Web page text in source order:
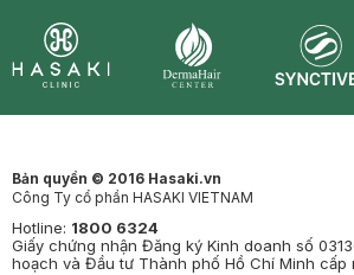
Bản quyền © 2016 Hasaki.vn
Công Ty cổ phần HASAKI VIETNAM
Hotline: 1800 6324
Giấy chứng nhận Đăng ký Kinh doanh số
hoạch và Đầu tư Thành phố Hồ Chí Minh cấp